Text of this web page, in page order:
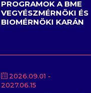
PROGRAMOK A BME
VEGYÉSZMÉRNÖKI ÉS
BIOMÉRNÖKI KARÁN
2026.09.01 -
2027.06.15